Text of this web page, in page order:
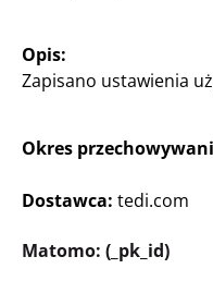
swojego
Zmień sklep
Opis:
Zapisano ustawienia
Okres
Dostawca: tedi.com
Matomo: (_pk_id)